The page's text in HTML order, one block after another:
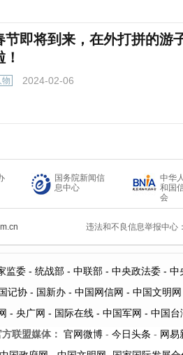
节即将到来，在外打拼的游
！
物 2024-02-06
国务院新闻信
息中心
中华
和国
会
违法和不良信息举报中心
监委 - 统战部 - 中联部- 中央政法委 - 中
记协 - 国新办 - 中国网信网 - 中国文明网
- 央广网 - 国际在线- 中国军网 - 中国台
联盟媒体： 官网微博- 今日头条 - 网易